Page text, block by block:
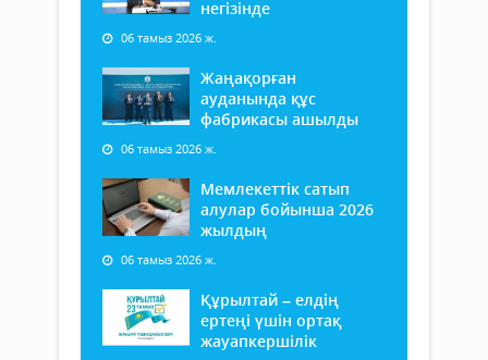
негізінде
06 тамыз 2026 ж.
Жаңақорған
ауданында құс
фабрикасы ашылды
06 тамыз 2026 ж.
Мемлекеттік сатып
алулар бойынша 2026
жылдың
06 тамыз 2026 ж.
Құрылтай – елдің
ертеңі үшін ортақ
жауапкершілік